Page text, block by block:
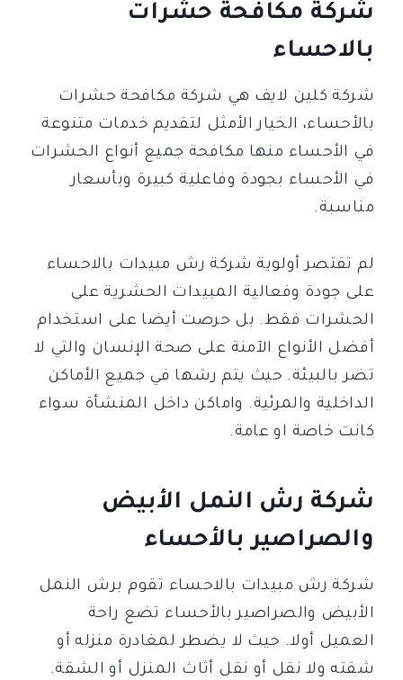
شركة مكافحة حشرات
بالاحساء
شركة كلين لايف هي شركة مكافحة حشرات
بالأحساء، الخيار الأمثل لتقديم خدمات متنوعة
في الأحساء منها مكافحة جميع أنواع الحشرات
في الأحساء بجودة وفاعلية كبيرة وبأسعار
مناسبة.
لم تقتصر أولوية شركة رش مبيدات بالاحساء
على جودة وفعالية المبيدات الحشرية على
الحشرات فقط. بل حرصت أيضا على استخدام
أفضل الأنواع الآمنة على صحة الإنسان والتي لا
تضر بالبيئة. حيث يتم رشها في جميع الأماكن
الداخلية والمرئية. واماكن داخل المنشأة سواء
كانت خاصة او عامة.
شركة رش النمل الأبيض
والصراصير بالأحساء
شركة رش مبيدات بالاحساء تقوم برش النمل
الأبيض والصراصير بالأحساء تضع راحة
العميل أولا. حيث لا يضطر لمغادرة منزله أو
شقته ولا نقل أو نقل أثاث المنزل أو الشقة.